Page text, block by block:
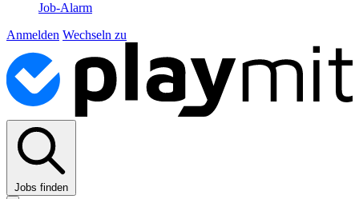
Job-Alarm
Anmelden Wechseln zu
Jobs finden